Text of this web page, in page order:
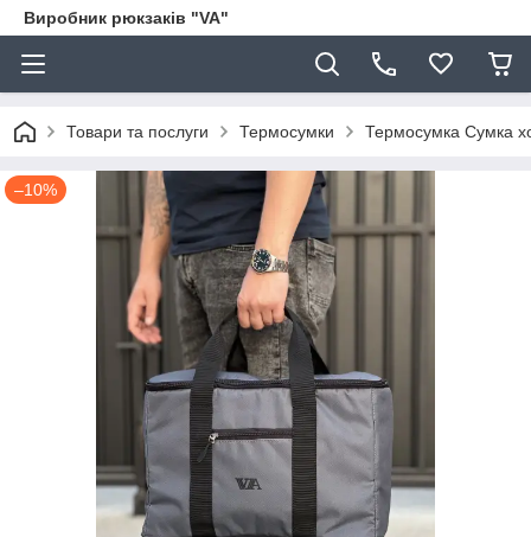
Виробник рюкзаків "VA"
Товари та послуги Термосумки Термосумка Сумка
–10%